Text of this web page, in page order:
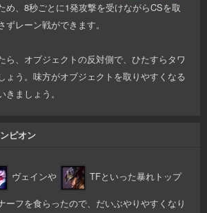
め、8秒ごとに1発攻撃を受けながらCSを取
レーン戦ができます。
ら、オブジェクトの反対側で、ひたすらタワ
ょう。味方がオブジェクトを取りやすくなる
ましょう。
ピオン
ヴェインや TFといった暴れトップ
ーフを食らったので、だいぶやりやすくなり